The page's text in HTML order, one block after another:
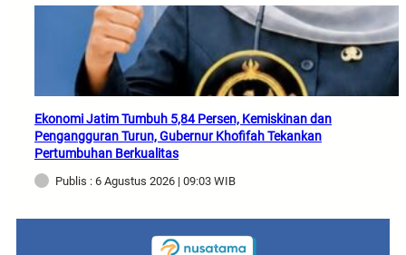
Ekonomi Jatim Tumbuh 5,84 Persen, Kemiskinan dan
Pengangguran Turun, Gubernur Khofifah Tekankan
Pertumbuhan Berkualitas
Publis : 6 Agustus 2026 | 09:03 WIB